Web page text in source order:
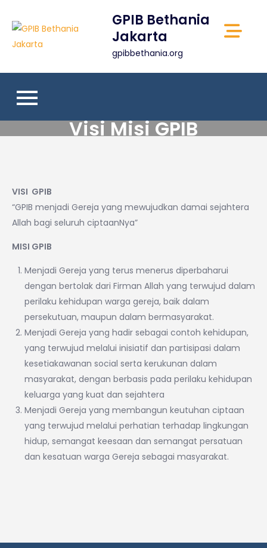
content
GPIB Bethania
Jakarta
gpibbethania.org
Visi Misi GPIB
VISI GPIB
“GPIB menjadi Gereja yang mewujudkan damai sejahtera
Allah bagi seluruh ciptaanNya”
MISI GPIB
Menjadi Gereja yang terus menerus diperbaharui
dengan bertolak dari Firman Allah yang terwujud dalam
perilaku kehidupan warga gereja, baik dalam
persekutuan, maupun dalam bermasyarakat.
Menjadi Gereja yang hadir sebagai contoh kehidupan,
yang terwujud melalui inisiatif dan partisipasi dalam
kesetiakawanan social serta kerukunan dalam
masyarakat, dengan berbasis pada perilaku kehidupan
keluarga yang kuat dan sejahtera
Menjadi Gereja yang membangun keutuhan ciptaan
yang terwujud melalui perhatian terhadap lingkungan
hidup, semangat keesaan dan semangat persatuan
dan kesatuan warga Gereja sebagai masyarakat.